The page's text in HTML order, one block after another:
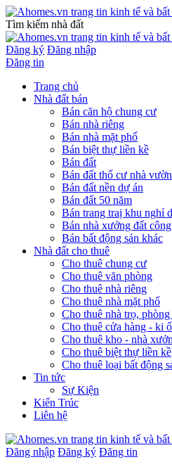
Tìm kiếm nhà đất
Đăng ký Đăng nhập
Đăng tin
Trang chủ
Nhà đất bán
Bán căn hộ chung cư
Bán nhà riêng
Bán nhà mặt phố
Bán biệt thự liền kề
Bán đất
Bán đất thổ cư nhà vườn
Bán đất nền dự án
Bán đất 50 năm
Bán trang traị khu nghỉ
Bán nhà xưởng đất
Bán bất động sản khác
Nhà đất cho thuê
Cho thuê chung cư
Cho thuê văn phòng
Cho thuê nhà riêng
Cho thuê nhà mặt phố
Cho thuê nhà trọ,
Cho thuê cửa hàng - ki
Cho thuê kho - nhà
Cho thuê biệt thự liền kề
Cho thuê loại bất động
Tin tức
Sự Kiện
Kiến Trúc
Liên hệ
Đăng nhập Đăng ký Đăng tin